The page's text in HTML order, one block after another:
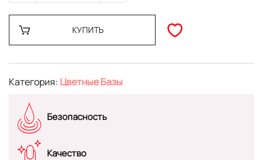
КУПИТЬ
Категория: Цветные Базы
Безопасность
Качество